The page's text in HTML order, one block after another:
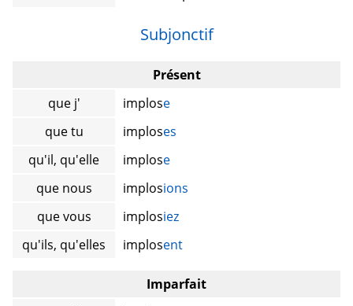
Subjonctif
Présent
que j'
implose
que tu
imploses
qu'il, qu'elle
implose
que nous
implosions
que vous
implosiez
qu'ils, qu'elles
implosent
Imparfait